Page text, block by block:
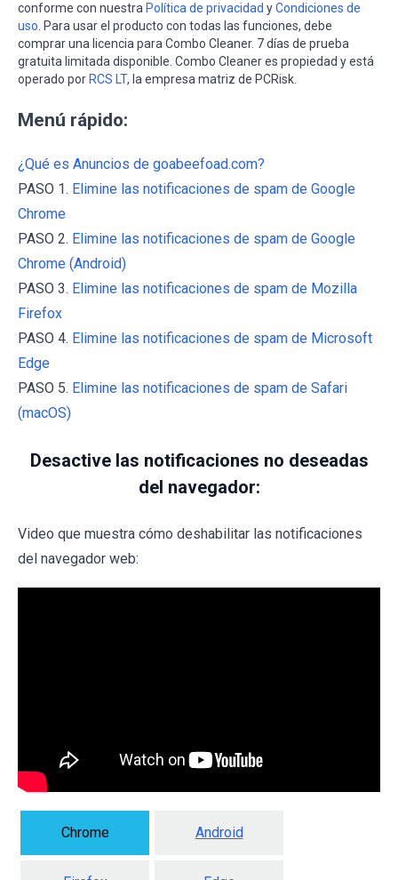
conforme con nuestra Política de privacidad yCondiciones de
uso . Para usar el producto con todas las funciones, debe
comprar una licencia para Combo Cleaner. 7 días de prueba
gratuita limitada disponible. Combo Cleaner es propiedad y está
operado por RCS LT, la empresa matriz de PCRisk.
Menú rápido:
¿Qué es Anuncios de goabeefoad.com?
PASO 1. Elimine las notificaciones de spam de Google
Chrome
PASO 2. Elimine las notificaciones de spam de Google
Chrome (Android)
PASO 3. Elimine las notificaciones de spam de Mozilla
Firefox
PASO 4. Elimine las notificaciones de spam de Microsoft
Edge
PASO 5. Elimine las notificaciones de spam de Safari
(macOS)
Desactive las notificaciones no deseadas
del navegador:
Video que muestra cómo deshabilitar las notificaciones
del navegador web:
Chrome Android